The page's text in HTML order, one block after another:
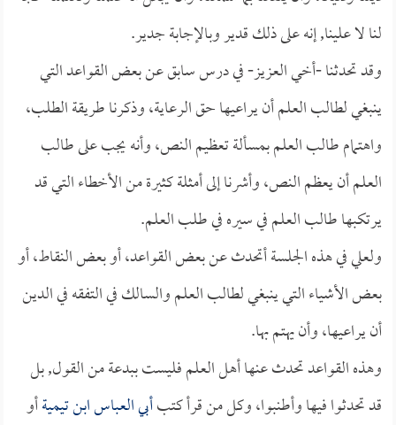
لنا لا علينا, إنه على ذلك قدير وبالإجابة جدير.
وقد تحدثنا -أخي العزيز- في درس سابق عن بعض القواعد التي
ينبغي لطالب العلم أن يراعيها حق الرعاية، وذكرنا طريقة الطلب،
واهتمام طالب العلم بمسألة تعظيم النص، وأنه يجب على طالب
العلم أن يعظم النص، وأشرنا إلى أمثلة كثيرة من الأخطاء التي قد
يرتكبها طالب العلم في سيره في طلب العلم.
ولعلي في هذه الجلسة أتحدث عن بعض القواعد، أو بعض النقاط، أو
بعض الأشياء التي ينبغي لطالب العلم والسالك في التفقه في الدين
أن يراعيها، وأن يهتم بها.
وهذه القواعد تحدث عنها أهل العلم فليست ببدعة من القول, بل
قد تحدثوا فيها وأطنبوا، وكل من قرأ كتبأبي العباس ابن تيميةأو